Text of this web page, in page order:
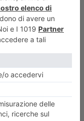
e
del